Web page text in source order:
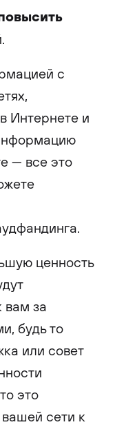
с
Интернете и
— все это
ценность
вам за
будь то
или совет
это
сети к